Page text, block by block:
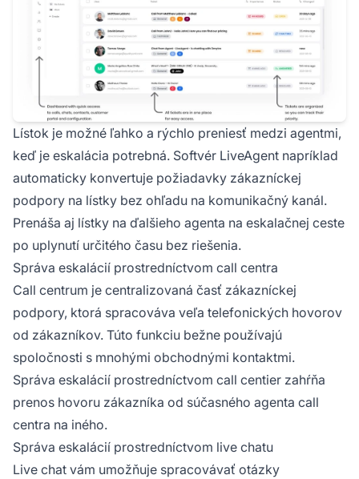
Lístok je možné ľahko a rýchlo preniesť medzi agentmi,
keď je eskalácia potrebná. Softvér LiveAgent napríklad
automaticky konvertuje požiadavky zákazníckej
podpory na lístky bez ohľadu na komunikačný kanál.
Prenáša aj lístky na ďalšieho agenta na eskalačnej ceste
po uplynutí určitého času bez riešenia.
Správa eskalácií prostredníctvom call centra
Call centrum je centralizovaná časť zákazníckej
podpory, ktorá spracováva veľa telefonických hovorov
od zákazníkov. Túto funkciu bežne používajú
spoločnosti s mnohými obchodnými kontaktmi.
Správa eskalácií prostredníctvom call centier zahŕňa
prenos hovoru zákazníka od súčasného agenta call
centra na iného.
Správa eskalácií prostredníctvom live chatu
Live chat vám umožňuje spracovávať otázky